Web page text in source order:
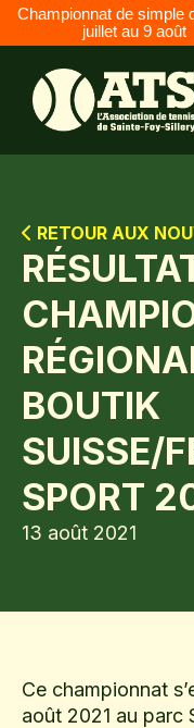
Championnat de simple
juillet au 9 août
contenu
RETOUR AUX
BOUTIK
SUISSE/
SPORT
13 août 2021
Ce championnat
août 2021 au parc